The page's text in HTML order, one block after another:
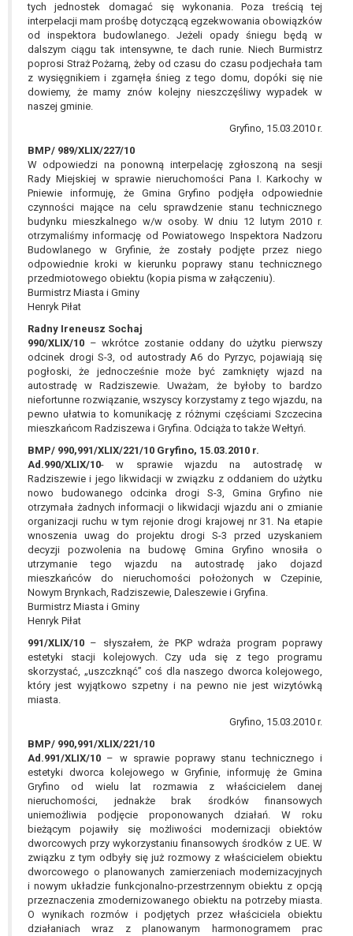
tych jednostek domagać się wykonania. Poza treścią tej
interpelacji mam prośbę dotyczącą egzekwowania obowiązków
od inspektora budowlanego. Jeżeli opady śniegu będą w
dalszym ciągu tak intensywne, te dach runie. Niech Burmistrz
poprosi Straż Pożarną, żeby od czasu do czasu podjechała tam
z wysięgnikiem i zgarnęła śnieg z tego domu, dopóki się nie
dowiemy, że mamy znów kolejny nieszczęśliwy wypadek w
naszej gminie.
Gryfino, 15.03.2010 r.
BMP/ 989/XLIX/227/10
W odpowiedzi na ponowną interpelację zgłoszoną na sesji
Rady Miejskiej w sprawie nieruchomości Pana I. Karkochy w
Pniewie informuję, że Gmina Gryfino podjęła odpowiednie
czynności mające na celu sprawdzenie stanu technicznego
budynku mieszkalnego w/w osoby. W dniu 12 lutym 2010 r.
otrzymaliśmy informację od Powiatowego Inspektora Nadzoru
Budowlanego w Gryfinie, że zostały podjęte przez niego
odpowiednie kroki w kierunku poprawy stanu technicznego
przedmiotowego obiektu (kopia pisma w załączeniu).
Burmistrz Miasta i Gminy
Henryk Piłat
Radny Ireneusz Sochaj
990/XLIX/10 – wkrótce zostanie oddany do użytku pierwszy
odcinek drogi S-3, od autostrady A6 do Pyrzyc, pojawiają się
pogłoski, że jednocześnie może być zamknięty wjazd na
autostradę w Radziszewie. Uważam, że byłoby to bardzo
niefortunne rozwiązanie, wszyscy korzystamy z tego wjazdu, na
pewno ułatwia to komunikację z różnymi częściami Szczecina
mieszkańcom Radziszewa i Gryfina. Odciąża to także Wełtyń.
BMP/ 990,991/XLIX/221/10 Gryfino, 15.03.2010 r.
Ad.990/XLIX/10- w sprawie wjazdu na autostradę w
Radziszewie i jego likwidacji w związku z oddaniem do użytku
nowo budowanego odcinka drogi S-3, Gmina Gryfino nie
otrzymała żadnych informacji o likwidacji wjazdu ani o zmianie
organizacji ruchu w tym rejonie drogi krajowej nr 31. Na etapie
wnoszenia uwag do projektu drogi S-3 przed uzyskaniem
decyzji pozwolenia na budowę Gmina Gryfino wnosiła o
utrzymanie tego wjazdu na autostradę jako dojazd
mieszkańców do nieruchomości położonych w Czepinie,
Nowym Brynkach, Radziszewie, Daleszewie i Gryfina.
Burmistrz Miasta i Gminy
Henryk Piłat
991/XLIX/10 – słyszałem, że PKP wdraża program poprawy
estetyki stacji kolejowych. Czy uda się z tego programu
skorzystać, „uszczknąć” coś dla naszego dworca kolejowego,
który jest wyjątkowo szpetny i na pewno nie jest wizytówką
miasta.
Gryfino, 15.03.2010 r.
BMP/ 990,991/XLIX/221/10
Ad.991/XLIX/10 – w sprawie poprawy stanu technicznego i
estetyki dworca kolejowego w Gryfinie, informuję że Gmina
Gryfino od wielu lat rozmawia z właścicielem danej
nieruchomości, jednakże brak środków finansowych
uniemożliwia podjęcie proponowanych działań. W roku
bieżącym pojawiły się możliwości modernizacji obiektów
dworcowych przy wykorzystaniu finansowych środków z UE. W
związku z tym odbyły się już rozmowy z właścicielem obiektu
dworcowego o planowanych zamierzeniach modernizacyjnych
i nowym układzie funkcjonalno-przestrzennym obiektu z opcją
przeznaczenia zmodernizowanego obiektu na potrzeby miasta.
O wynikach rozmów i podjętych przez właściciela obiektu
działaniach wraz z planowanym harmonogramem prac